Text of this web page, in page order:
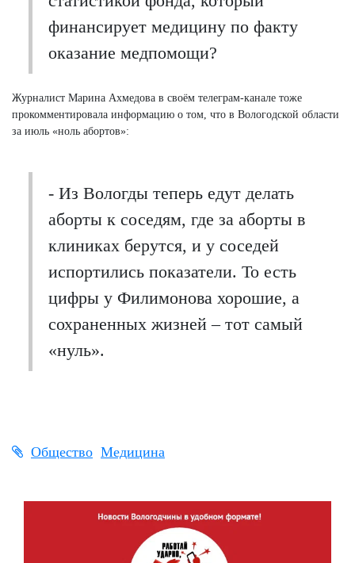
финансирует медицину по факту
оказание медпомощи?
Журналист Марина Ахмедова в своём телеграм-канале тоже
прокомментировала информацию о том, что в Вологодской области
за июль «ноль абортов»:
- Из Вологды теперь едут делать
аборты к соседям, где за аборты в
клиниках берутся, и у соседей
испортились показатели. То есть
цифры у Филимонова хорошие, а
сохраненных жизней – тот самый
«нуль».
Общество Медицина